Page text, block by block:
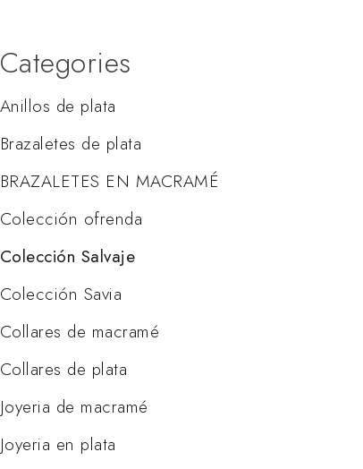
Categories
Anillos de plata
Brazaletes de plata
BRAZALETES EN MACRAMÉ
Colección ofrenda
Colección Salvaje
Colección Savia
Collares de macramé
Collares de plata
Joyeria de macramé
Joyeria en plata